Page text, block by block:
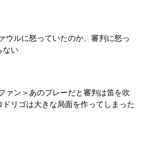
ウルに怒っていたのか、審判に怒っ
ない
ァン＞あのプレーだと審判は笛を吹
リゴは大きな局面を作ってしまった